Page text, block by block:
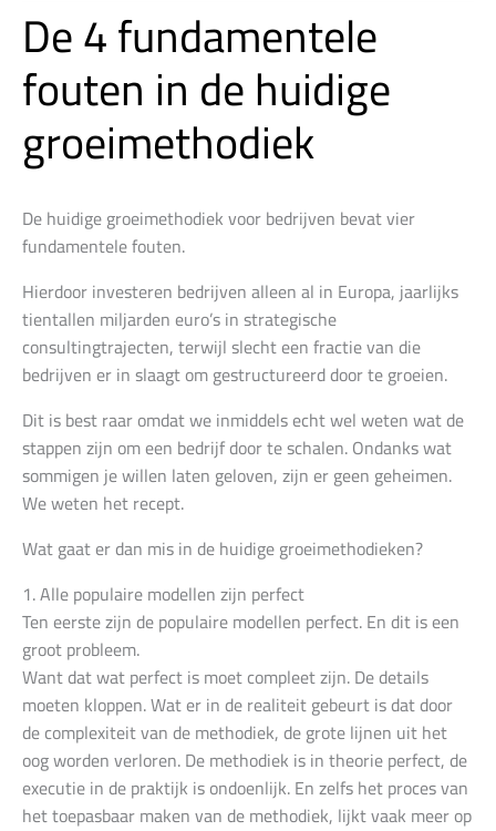
De 4 fundamentele
fouten in de huidige
groeimethodiek
De huidige groeimethodiek voor bedrijven bevat vier
fundamentele fouten.
Hierdoor investeren bedrijven alleen al in Europa, jaarlijks
tientallen miljarden euro’s in strategische
consultingtrajecten, terwijl slecht een fractie van die
bedrijven er in slaagt om gestructureerd door te groeien.
Dit is best raar omdat we inmiddels echt wel weten wat de
stappen zijn om een bedrijf door te schalen. Ondanks wat
sommigen je willen laten geloven, zijn er geen geheimen.
We weten het recept.
Wat gaat er dan mis in de huidige groeimethodieken?
1. Alle populaire modellen zijn perfect
Ten eerste zijn de populaire modellen perfect. En dit is een
groot probleem.
Want dat wat perfect is moet compleet zijn. De details
moeten kloppen. Wat er in de realiteit gebeurt is dat door
de complexiteit van de methodiek, de grote lijnen uit het
oog worden verloren. De methodiek is in theorie perfect, de
executie in de praktijk is ondoenlijk. En zelfs het proces van
het toepasbaar maken van de methodiek, lijkt vaak meer op